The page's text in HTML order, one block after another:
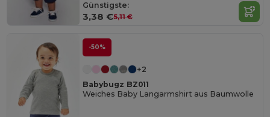
Günstigste:
3,38 €5,11 €
-50%
+2
Babybugz BZ011
Weiches Baby Langarmshirt aus Baumwolle